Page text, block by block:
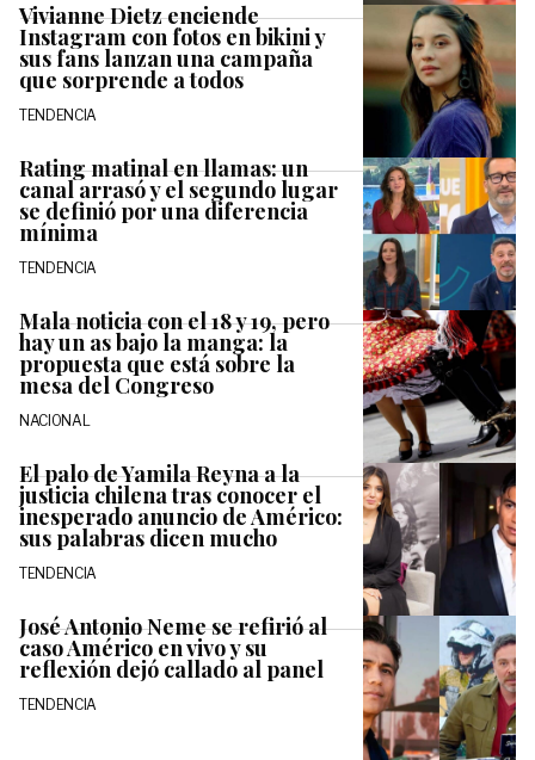
Vivianne Dietz enciende
Instagram con fotos en bikini y
sus fans lanzan una campaña
que sorprende a todos
TENDENCIA
Rating matinal en llamas: un
canal arrasó y el segundo lugar
se definió por una diferencia
mínima
TENDENCIA
Mala noticia con el 18 y 19, pero
hay un as bajo la manga: la
propuesta que está sobre la
mesa del Congreso
NACIONAL
El palo de Yamila Reyna a la
justicia chilena tras conocer el
inesperado anuncio de Américo:
sus palabras dicen mucho
TENDENCIA
José Antonio Neme se refirió al
caso Américo en vivo y su
reflexión dejó callado al panel
TENDENCIA